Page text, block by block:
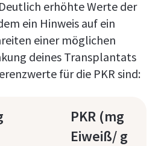
erhöhte Werte der
ein Hinweis auf ein
einer möglichen
deines Transplantats
für die PKR sind:
PKR (mg
Eiweiß/ g